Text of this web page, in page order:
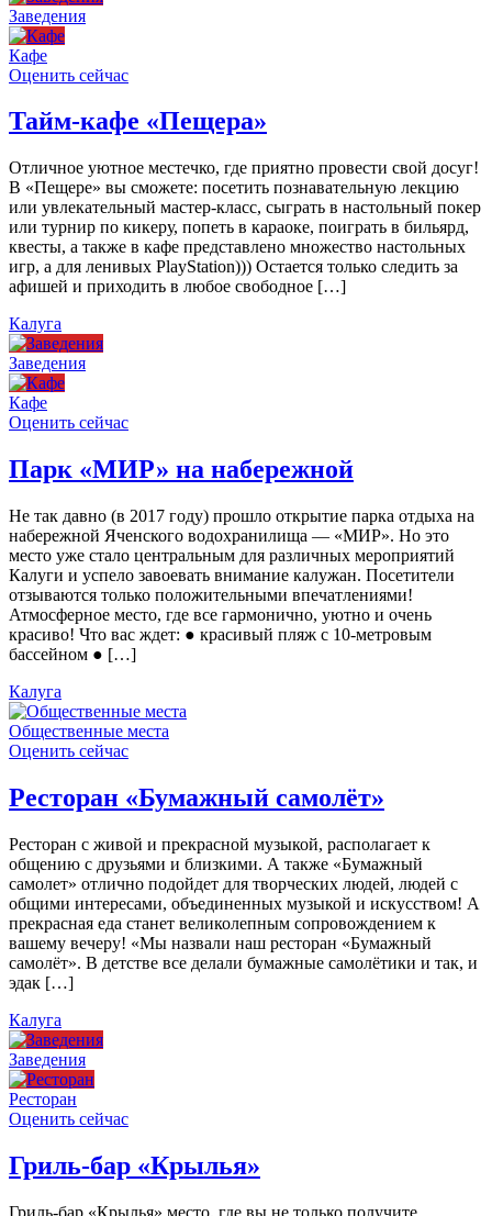
Заведения
Кафе
Оценить сейчас
Тайм-кафе «Пещера»
Отличное уютное местечко, где приятно провести свой досуг!
В «Пещере» вы сможете: посетить познавательную лекцию
или увлекательный мастер-класс, сыграть в настольный покер
или турнир по кикеру, попеть в караоке, поиграть в бильярд,
квесты, а также в кафе представлено множество настольных
игр, а для ленивых PlayStation))) Остается только следить за
афишей и приходить в любое свободное […]
Калуга
Заведения
Кафе
Оценить сейчас
Парк «МИР» на набережной
Не так давно (в 2017 году) прошло открытие парка отдыха на
набережной Яченского водохранилища — «МИР». Но это
место уже стало центральным для различных мероприятий
Калуги и успело завоевать внимание калужан. Посетители
отзываются только положительными впечатлениями!
Атмосферное место, где все гармонично, уютно и очень
красиво! Что вас ждет: ● красивый пляж с 10-метровым
бассейном ● […]
Калуга
Общественные места
Оценить сейчас
Ресторан «Бумажный самолёт»
Ресторан с живой и прекрасной музыкой, располагает к
общению с друзьями и близкими. А также «Бумажный
самолет» отлично подойдет для творческих людей, людей с
общими интересами, объединенных музыкой и искусством! А
прекрасная еда станет великолепным сопровождением к
вашему вечеру! «Мы назвали наш ресторан «Бумажный
самолёт». В детстве все делали бумажные самолётики и так, и
эдак […]
Калуга
Заведения
Ресторан
Оценить сейчас
Гриль-бар «Крылья»
Гриль-бар «Крылья» место, где вы не только получите